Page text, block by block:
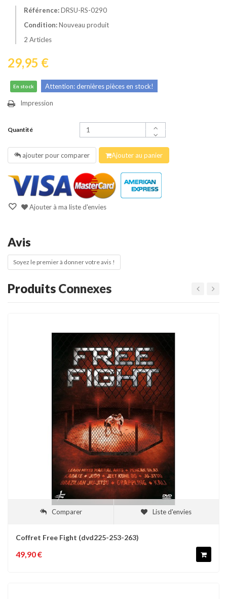
Référence:DRSU-RS-0290
Condition:Nouveau produit
2 Articles
29,95 €
En stock Attention: dernières pièces en stock!
Impression
Quantité
ajouter pour comparer Ajouter au panier
Ajouter à ma liste d'envies
Avis
Soyez le premier à donner votre avis !
Produits Connexes
Comparer Liste d'envies
Coffret Free Fight (dvd225-253-263)
49,90 €